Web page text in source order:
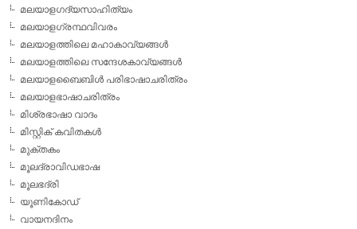
മലയാളഗദ്യസാഹിത്യം
മലയാളഗ്രന്ഥവിവരം
മലയാളത്തിലെ മഹാകാവ്യങ്ങള്‍
മലയാളത്തിലെ സന്ദേശകാവ്യങ്ങള്‍
മലയാളബൈബിള്‍ പരിഭാഷാചരിത്രം
മലയാളഭാഷാചരിത്രം
മിശ്രഭാഷാ വാദം
മിസ്റ്റിക് കവിതകള്‍
മുക്തകം
മൂലദ്രാവിഡഭാഷ
മൂലഭദ്രി
യൂണികോഡ്
വായനദിനം